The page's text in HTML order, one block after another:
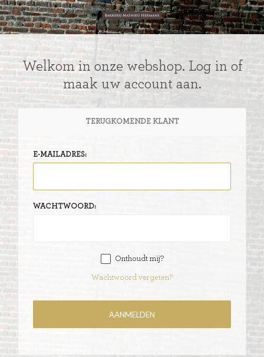
Welkom in onze webshop. Log in of
maak uw account aan.
TERUGKOMENDE KLANT
E-MAILADRES:
WACHTWOORD:
Onthoudt mij?
Wachtwoord vergeten?